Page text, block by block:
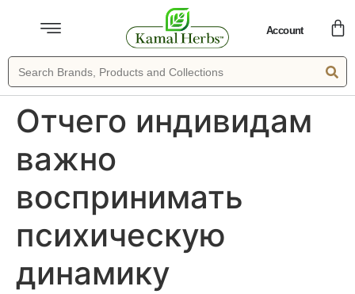
Account
Отчего индивидам
важно
воспринимать
психическую
динамику